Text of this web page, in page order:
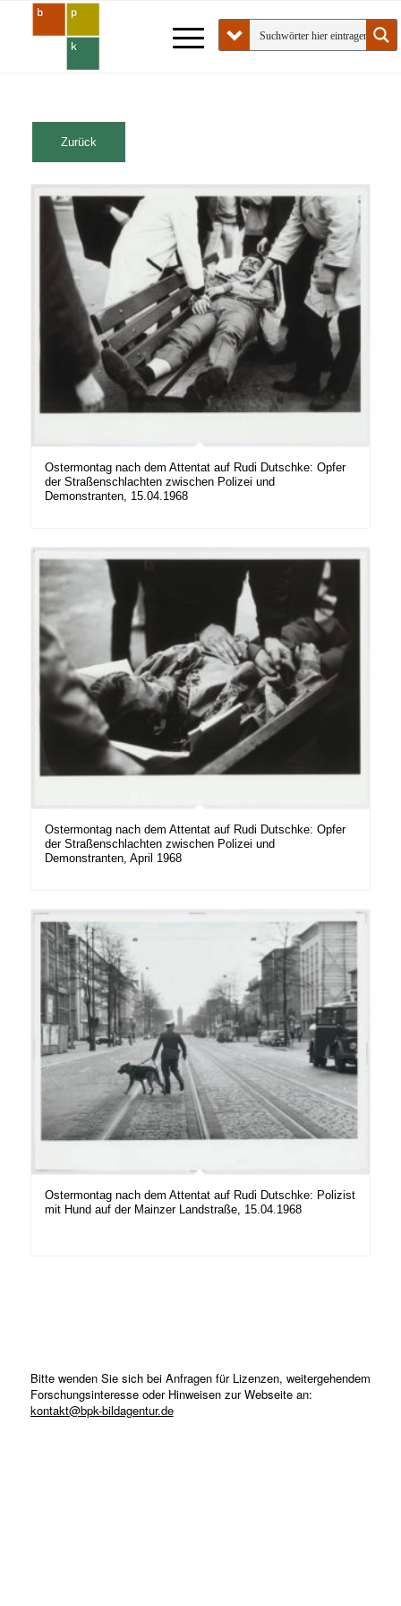
Ostermontag nach dem Attentat auf Rudi Dutschke: Opfer
der Straßenschlachten zwischen Polizei und
Demonstranten, 15.04.1968
Ostermontag nach dem Attentat auf Rudi Dutschke: Opfer
der Straßenschlachten zwischen Polizei und
Demonstranten, April 1968
Ostermontag nach dem Attentat auf Rudi Dutschke: Polizist
mit Hund auf der Mainzer Landstraße, 15.04.1968
Bitte wenden Sie sich bei Anfragen für Lizenzen, weitergehendem
Forschungsinteresse oder Hinweisen zur Webseite an:
kontakt@bpk-bildagentur.de